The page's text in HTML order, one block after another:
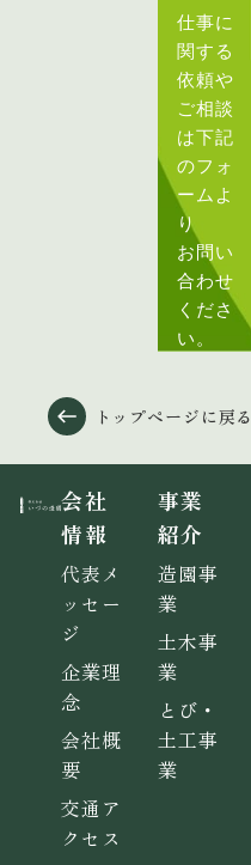
仕事に
関する
依頼や
ご相談
は下記
のフォ
ームよ
り
お問い
合わせ
くださ
い。
トップページに戻る
会社
情報
代表メ
ッセー
ジ
企業理
念
会社概
要
交通ア
クセス
事業
紹介
造園事
業
土木事
業
とび・
土工事
業